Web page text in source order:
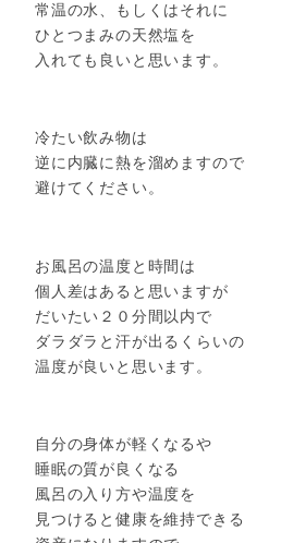
常温の水、もしくはそれに
ひとつまみの天然塩を
入れても良いと思います。
冷たい飲み物は
逆に内臓に熱を溜めますので
避けてください。
お風呂の温度と時間は
個人差はあると思いますが
だいたい２０分間以内で
ダラダラと汗が出るくらいの
温度が良いと思います。
自分の身体が軽くなるや
睡眠の質が良くなる
風呂の入り方や温度を
見つけると健康を維持できる